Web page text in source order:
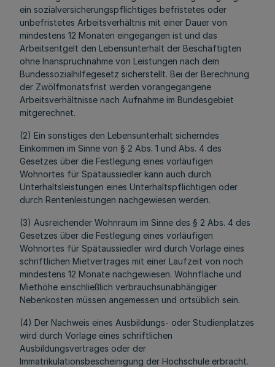
ein sozialversicherungspflichtiges befristetes oder
unbefristetes Arbeitsverhältnis mit einer Dauer von
mindestens 12 Monaten eingegangen ist und das
Arbeitsentgelt den Lebensunterhalt der Beschäftigten
ohne Inanspruchnahme von Leistungen nach dem
Bundessozialhilfegesetz sicherstellt. Bei der Berechnung
der Zwölfmonatsfrist werden vorangegangene
Arbeitsverhältnisse nach Aufnahme im Bundesgebiet
mitgerechnet.
(2) Ein sonstiges den Lebensunterhalt sicherndes
Einkommen im Sinne von § 2 Abs. 1 und Abs. 4 des
Gesetzes über die Festlegung eines vorläufigen
Wohnortes für Spätaussiedler kann auch durch
Unterhaltsleistungen eines Unterhaltspflichtigen oder
durch Rentenleistungen nachgewiesen werden.
(3) Ausreichender Wohnraum im Sinne des § 2 Abs. 4 des
Gesetzes über die Festlegung eines vorläufigen
Wohnortes für Spätaussiedler wird durch Vorlage eines
schriftlichen Mietvertrages mit einer Laufzeit von noch
mindestens 12 Monate nachgewiesen. Wohnfläche und
Miethöhe einschließlich verbrauchsunabhängiger
Nebenkosten müssen angemessen und ortsüblich sein.
(4) Der Nachweis eines Ausbildungs- oder Studienplatzes
wird durch Vorlage eines schriftlichen
Ausbildungsvertrages oder der
Immatrikulationsbescheinigung der Hochschule erbracht.